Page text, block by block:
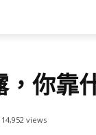
你靠
14,952 views